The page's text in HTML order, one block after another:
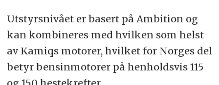
Utstyrsnivået er basert på Ambition og
kan kombineres med hvilken som helst
av Kamiqs motorer, hvilket for Norges del
betyr bensinmotorer på henholdsvis 115